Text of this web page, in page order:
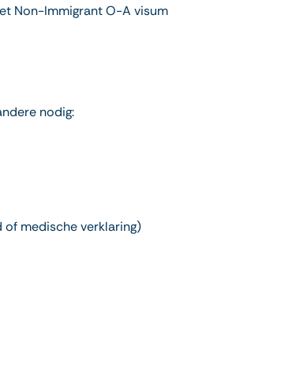
Non-Immigrant O-A visum
nodig:
medische verklaring)